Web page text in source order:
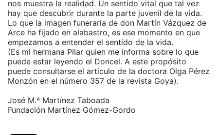
nos muestra la realidad. Un sentido vital que tal vez
hay que descubrir durante la parte juvenil de la vida.
Lo que la imagen funeraria de don Martín Vázquez de
Arce ha fijado en alabastro, es ese momento en que
empezamos a entender el sentido de la vida.
(Es mi hermana Pilar quien me informa sobre lo que
puede estar leyendo el Doncel. A este propósito
puede consultarse el artículo de la doctora Olga Pérez
Monzón en el número 357 de la revista Goya).
José M.ª Martínez Taboada
Fundación Martínez Gómez-Gordo